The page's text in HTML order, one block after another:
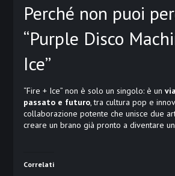
Perché non puoi
“Purple Disco
Ice”
“Fire + Ice” non è solo un singolo: è un
passato e futuro, tra cultura pop e
collaborazione potente che unisce due
creare un brano già pronto a diventare
Correlati